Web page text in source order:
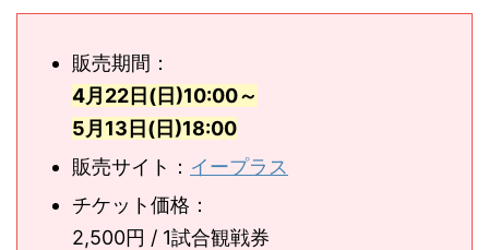
販売期間：
4月22日(日)10:00～
5月13日(日)18:00
販売サイト： イープラス
チケット価格：
2,500円 / 1試合観戦券